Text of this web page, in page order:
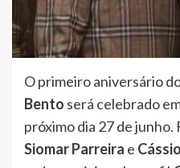
O primeiro aniversário
Bento será celebrado
próximo dia 27 de
Siomar Parreira e